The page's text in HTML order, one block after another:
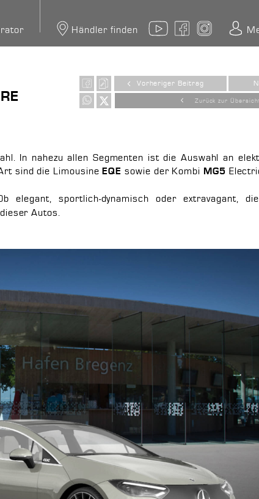
Händler finden YouTubeFacebook
Zurück zur
Vorheriger Beitrag
In nahezu allen Segmenten ist die Auswahl an
sind die LimousineEQE sowie der Kombi MG5
elegant, sportlich-dynamisch oder extravagant,
Autos.